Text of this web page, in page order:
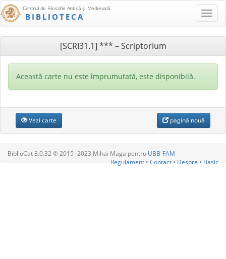
Centrul de Filosofie Antică şi Medievală
BIBLIOTECA
[SCRI31.1] *** – Scriptorium
Această carte nu este împrumutată, este disponibilă.
Vezi carte pagină nouă
BiblioCat 3.0.32 © 2015‒2023 Mihai Maga pentru UBB-FAM
Regulament • Contact • Despre • Basic